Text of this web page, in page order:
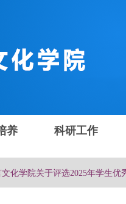
养 科研工作
文化学院关于评选2025年学生优